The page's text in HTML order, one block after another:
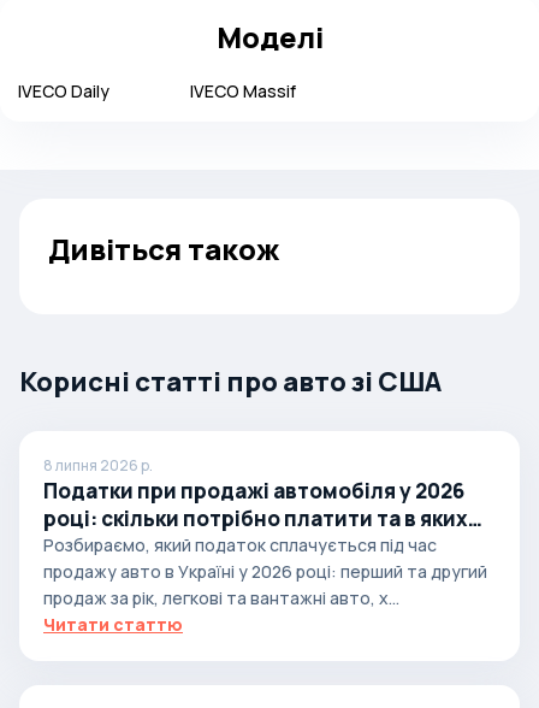
Моделі
IVECO Daily IVECO Massif
Дивіться також
Корисні статті про авто зі США
8 липня 2026 р.
Податки при продажі автомобіля у 2026
році: скільки потрібно платити та в яких
випадках
Розбираємо, який податок сплачується під час
продажу авто в Україні у 2026 році: перший та другий
продаж за рік, легкові та вантажні авто, х...
Читати статтю